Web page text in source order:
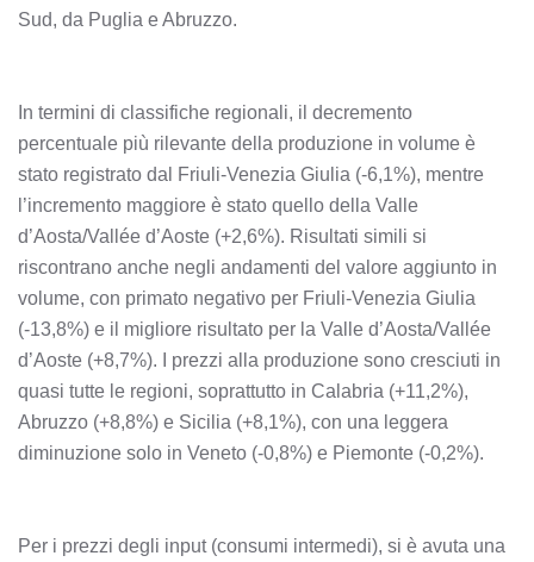
Sud, da Puglia e Abruzzo.
In termini di classifiche regionali, il decremento
percentuale più rilevante della produzione in volume è
stato registrato dal Friuli-Venezia Giulia (-6,1%), mentre
l’incremento maggiore è stato quello della Valle
d’Aosta/Vallée d’Aoste (+2,6%). Risultati simili si
riscontrano anche negli andamenti del valore aggiunto in
volume, con primato negativo per Friuli-Venezia Giulia
(-13,8%) e il migliore risultato per la Valle d’Aosta/Vallée
d’Aoste (+8,7%). I prezzi alla produzione sono cresciuti in
quasi tutte le regioni, soprattutto in Calabria (+11,2%),
Abruzzo (+8,8%) e Sicilia (+8,1%), con una leggera
diminuzione solo in Veneto (-0,8%) e Piemonte (-0,2%).
Per i prezzi degli input (consumi intermedi), si è avuta una